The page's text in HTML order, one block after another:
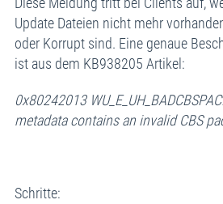
Update Dateien nicht mehr
oder Korrupt sind. Eine genaue
ist aus dem KB938205 Artikel:
0x80242013
metadata contains an invalid CBS
Schritte: